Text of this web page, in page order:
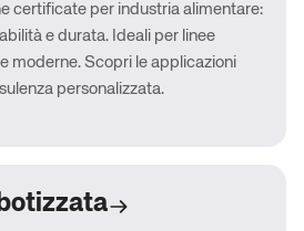
certificate per industria alimentare:
e durata. Ideali per linee
moderne. Scopri le applicazioni
personalizzata.